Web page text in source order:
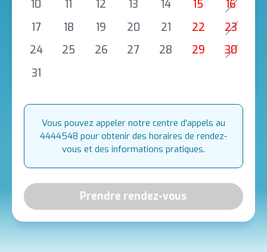
10
11 12 13 14 15
16
17
18 19 20 21 22
23
24
25 26 27 28 29
30
31
Vous pouvez appeler notre centre d'appels au
4444548 pour obtenir des horaires de rendez-
vous et des informations pratiques.
Prendre rendez-vous